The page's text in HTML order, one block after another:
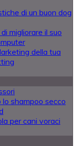
di un buon dog
della tua
shampoo secco
per cani voraci